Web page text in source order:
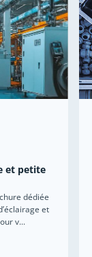
et petite
dédiée
et
v...